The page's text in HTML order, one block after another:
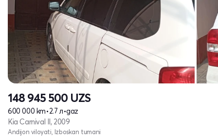
148 945 500 UZS
600 000 km•2.7 л•gaz
Kia Carnival II, 2009
Andijon viloyati, Izboskan tumani